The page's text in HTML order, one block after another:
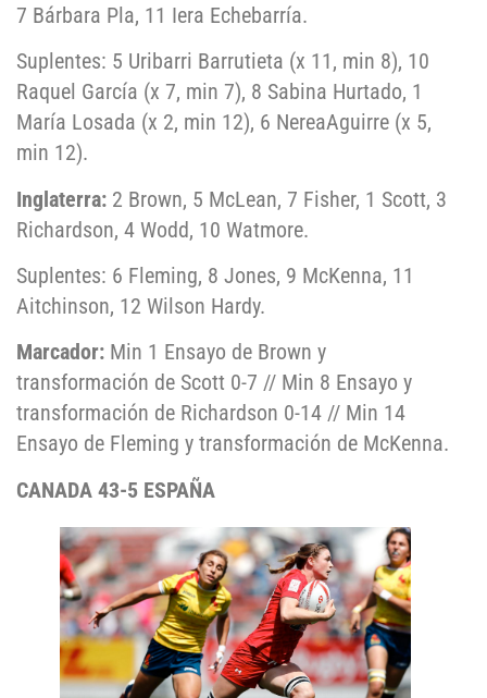
7 Bárbara Pla, 11 Iera Echebarría.
Suplentes: 5 Uribarri Barrutieta (x 11, min 8), 10
Raquel García (x 7, min 7), 8 Sabina Hurtado, 1
María Losada (x 2, min 12), 6 NereaAguirre (x 5,
min 12).
Inglaterra: 2 Brown, 5 McLean, 7 Fisher, 1 Scott, 3
Richardson, 4 Wodd, 10 Watmore.
Suplentes: 6 Fleming, 8 Jones, 9 McKenna, 11
Aitchinson, 12 Wilson Hardy.
Marcador: Min 1 Ensayo de Brown y
transformación de Scott 0-7 // Min 8 Ensayo y
transformación de Richardson 0-14 // Min 14
Ensayo de Fleming y transformación de McKenna.
CANADA 43-5 ESPAÑA